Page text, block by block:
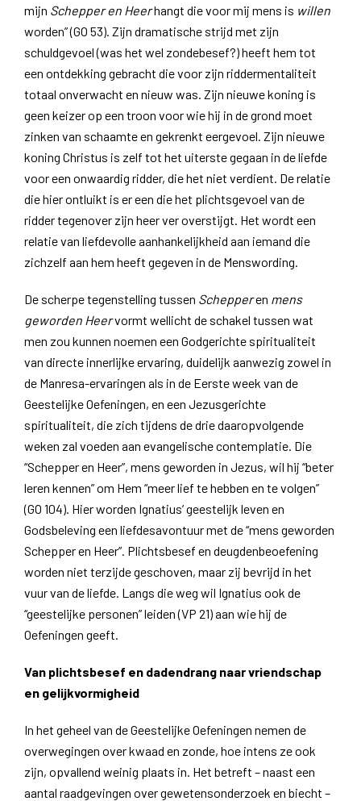
mijn Schepper en Heerhangt die voor mij mens is willen
worden” (GO 53). Zijn dramatische strijd met zijn
schuldgevoel (was het wel zondebesef?) heeft hem tot
een ontdekking gebracht die voor zijn riddermentaliteit
totaal onverwacht en nieuw was. Zijn nieuwe koning is
geen keizer op een troon voor wie hij in de grond moet
zinken van schaamte en gekrenkt eergevoel. Zijn nieuwe
koning Christus is zelf tot het uiterste gegaan in de liefde
voor een onwaardig ridder, die het niet verdient. De relatie
die hier ontluikt is er een die het plichtsgevoel van de
ridder tegenover zijn heer ver overstijgt. Het wordt een
relatie van liefdevolle aanhankelijkheid aan iemand die
zichzelf aan hem heeft gegeven in de Menswording.
De scherpe tegenstelling tussen Schepperen mens
geworden Heervormt wellicht de schakel tussen wat
men zou kunnen noemen een Godgerichte spiritualiteit
van directe innerlijke ervaring, duidelijk aanwezig zowel in
de Manresa-ervaringen als in de Eerste week van de
Geestelijke Oefeningen, en een Jezusgerichte
spiritualiteit, die zich tijdens de drie daaropvolgende
weken zal voeden aan evangelische contemplatie. Die
“Schepper en Heer”, mens geworden in Jezus, wil hij “beter
leren kennen” om Hem “meer lief te hebben en te volgen”
(GO 104). Hier worden Ignatius’ geestelijk leven en
Godsbeleving een liefdesavontuur met de “mens geworden
Schepper en Heer”. Plichtsbesef en deugdenbeoefening
worden niet terzijde geschoven, maar zij bevrijd in het
vuur van de liefde. Langs die weg wil Ignatius ook de
“geestelijke personen” leiden (VP 21) aan wie hij de
Oefeningen geeft.
Van plichtsbesef en dadendrang naar vriendschap
en gelijkvormigheid
In het geheel van de Geestelijke Oefeningen nemen de
overwegingen over kwaad en zonde, hoe intens ze ook
zijn, opvallend weinig plaats in. Het betreft – naast een
aantal raadgevingen over gewetensonderzoek en biecht –